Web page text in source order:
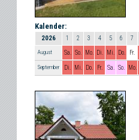
Kalender:
2026 1 2 3 4 5 6 7
August Sa. So. Mo. Di. Mi. Do. Fr.
September Di. Mi. Do. Fr. Sa. So. Mo.